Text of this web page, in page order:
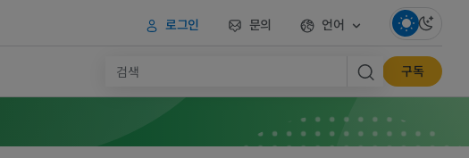
로그인 문의 언어
구독